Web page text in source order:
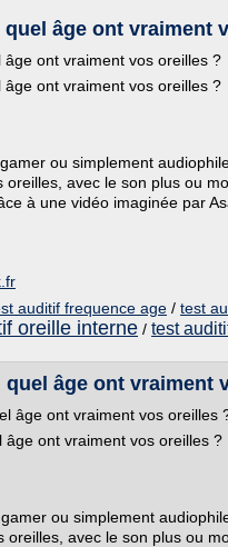
âge ont vraiment
âge ont vraiment vos oreilles ?
âge ont vraiment vos oreilles ?
ou simplement
oreilles, avec le son plus ou
à une vidéo imaginée par
auditif frequence age / test
oreille interne / test
quel âge ont vraiment
âge ont vraiment vos oreilles
âge ont vraiment vos oreilles ?
ou simplement
oreilles, avec le son plus ou